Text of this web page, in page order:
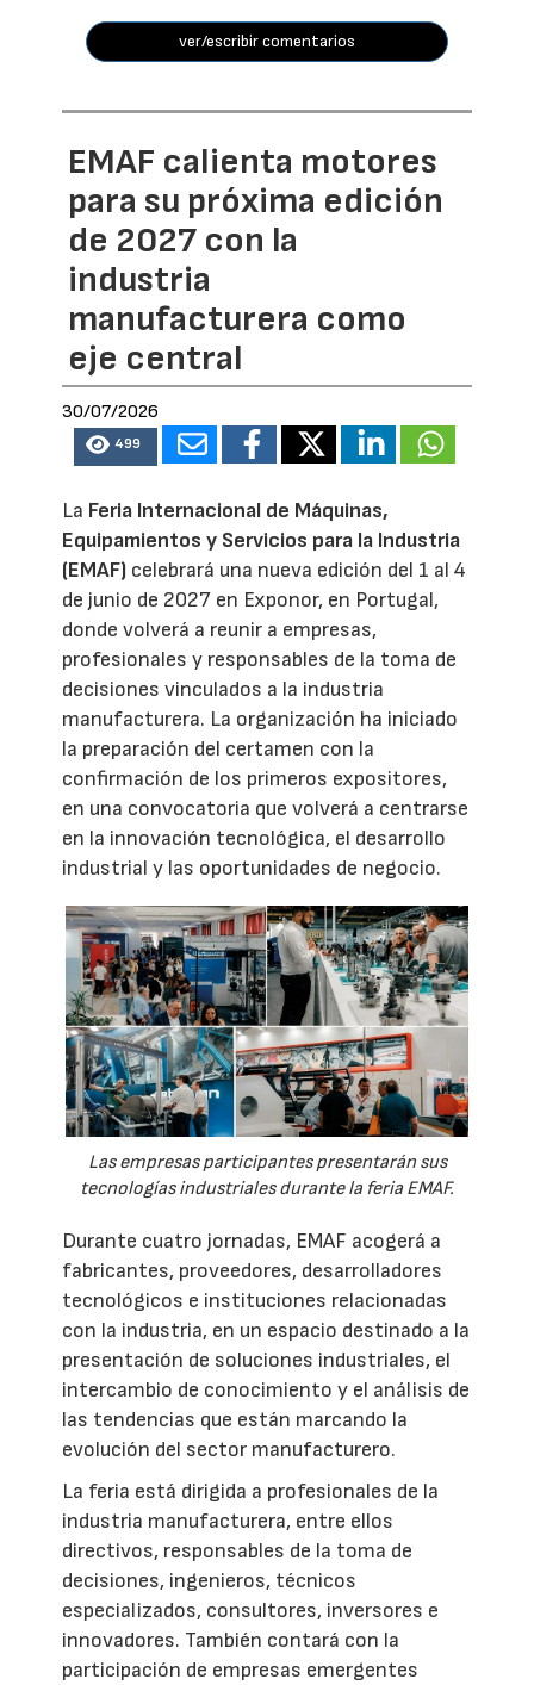
ver/escribir comentarios
EMAF calienta motores
para su próxima edición
de 2027 con la
industria
manufacturera como
eje central
30/07/2026
499
La Feria Internacional de Máquinas,
Equipamientos y Servicios para la Industria
(EMAF) celebrará una nueva edición del 1 al 4
de junio de 2027 en Exponor, en Portugal,
donde volverá a reunir a empresas,
profesionales y responsables de la toma de
decisiones vinculados a la industria
manufacturera. La organización ha iniciado
la preparación del certamen con la
confirmación de los primeros expositores,
en una convocatoria que volverá a centrarse
en la innovación tecnológica, el desarrollo
industrial y las oportunidades de negocio.
Las empresas participantes presentarán sus
tecnologías industriales durante la feria EMAF.
Durante cuatro jornadas, EMAF acogerá a
fabricantes, proveedores, desarrolladores
tecnológicos e instituciones relacionadas
con la industria, en un espacio destinado a la
presentación de soluciones industriales, el
intercambio de conocimiento y el análisis de
las tendencias que están marcando la
evolución del sector manufacturero.
La feria está dirigida a profesionales de la
industria manufacturera, entre ellos
directivos, responsables de la toma de
decisiones, ingenieros, técnicos
especializados, consultores, inversores e
innovadores. También contará con la
participación de empresas emergentes